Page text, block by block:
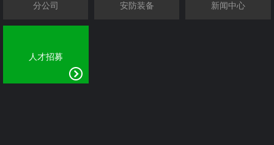
分公司 安防装备 新闻中心
人才招募